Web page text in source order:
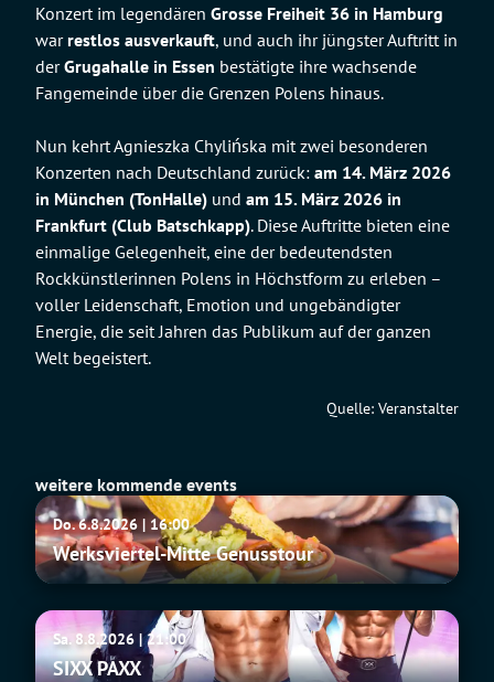
Konzert im legendären Grosse Freiheit 36 in Hamburg
warrestlos ausverkauft, und auch ihr jüngster Auftritt in
derGrugahalle in Essen bestätigte ihre wachsende
Fangemeinde über die Grenzen Polens hinaus.
Nun kehrt Agnieszka Chylińska mit zwei besonderen
Konzerten nach Deutschland zurück: am 14. März 2026
in München (TonHalle) und am 15. März 2026 in
Frankfurt (Club Batschkapp). Diese Auftritte bieten eine
einmalige Gelegenheit, eine der bedeutendsten
Rockkünstlerinnen Polens in Höchstform zu erleben –
voller Leidenschaft, Emotion und ungebändigter
Energie, die seit Jahren das Publikum auf der ganzen
Welt begeistert.
Quelle: Veranstalter
weitere kommende events
Werksviertel-
Mitte
Genusstour
Do. 6.8.2026 | 16:00
Werksviertel-Mitte Genusstour
SIXX
PAXXSa. 8.8.2026 | 21:00
SIXX PAXX